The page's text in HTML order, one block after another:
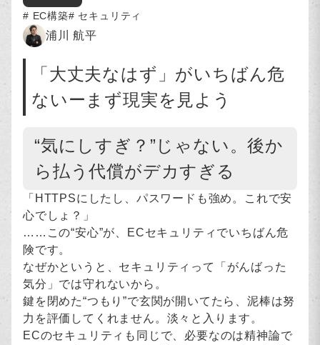
EC構築
セキュリティ
浦川 航平
「大丈夫なはず」がいちばん危
ないーまず現実を見よう
“気にしすぎ？”じゃない。後か
ら払う代償がデカすぎる
「HTTPSにしたし、パスワードも強め。これで安
心でしょ？」
……この“安心”が、ECセキュリティでいちばん危
険です。
なぜかというと、セキュリティって「がんばった
気分」では守れないから。
鍵を閉めた“つもり”で玄関が開いてたら、泥棒は努
力を評価してくれません。淡々と入ります。
ECのセキュリティも同じで、必要なのは精神論で